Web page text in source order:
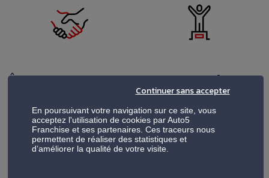
Être uncommerçant Unepassion
d’entreprendre
En poursuivant votre navigation sur ce site, vous
acceptez l'utilisation de cookies par Auto5
Franchise et ses partenaires. Ces traceurs nous
permettent de réaliser des statistiques et
d’améliorer la qualité de votre visite.
Continuer sans accepter